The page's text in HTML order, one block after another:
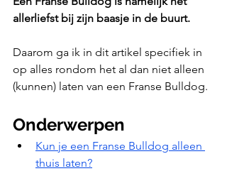
allerliefst bij zijn baasje in de buurt.
Daarom ga ik in dit artikel specifiek in
op alles rondom het al dan niet alleen
(kunnen) laten van een Franse Bulldog.
Onderwerpen
Kun je een Franse Bulldog alleen
thuis laten?